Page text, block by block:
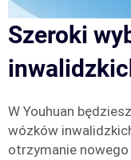
Szeroki
W Youhuan
wózków
otrzymanie